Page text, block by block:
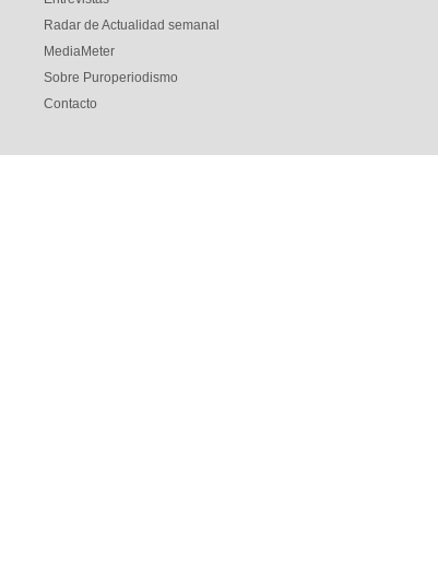
Radar de Actualidad semanal
MediaMeter
Sobre Puroperiodismo
Contacto